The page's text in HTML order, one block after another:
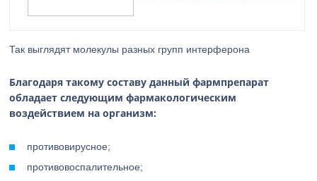
Так выглядят молекулы разных групп интерферона
Благодаря такому составу данный фармпрепарат
обладает следующим фармакологическим
воздействием на организм:
противовирусное;
противовоспалительное;